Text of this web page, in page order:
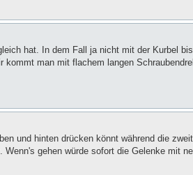
hat. In dem Fall ja nicht mit der Kurbel
man mit flachem langen
und hinten drücken könnt während die
gehen würde sofort die Gelenke mit